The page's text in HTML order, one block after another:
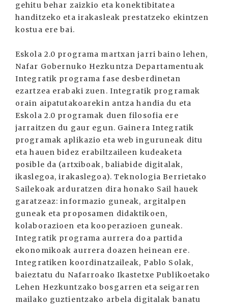
gehitu behar zaizkio eta konektibitatea
handitzeko eta irakasleak prestatzeko ekintzen
kostua ere bai.
Eskola 2.0 programa martxan jarri baino lehen,
Nafar Gobernuko Hezkuntza Departamentuak
Integratik programa fase desberdinetan
ezartzea erabaki zuen. Integratik programak
orain aipatutakoarekin antza handia du eta
Eskola 2.0 programak duen filosofia ere
jarraitzen du gaur egun. Gainera Integratik
programak aplikazio eta web inguruneak ditu
eta hauen bidez erabiltzaileen kudeaketa
posible da (artxiboak, baliabide digitalak,
ikaslegoa, irakaslegoa). Teknologia Berrietako
Sailekoak arduratzen dira honako Sail hauek
garatzeaz: informazio guneak, argitalpen
guneak eta proposamen didaktikoen,
kolaborazioen eta kooperazioen guneak.
Integratik programa aurrera doa partida
ekonomikoak aurrera doazen heinean ere.
Integratiken koordinatzaileak, Pablo Solak,
baieztatu du Nafarroako Ikastetxe Publikoetako
Lehen Hezkuntzako bosgarren eta seigarren
mailako guztientzako arbela digitalak banatu